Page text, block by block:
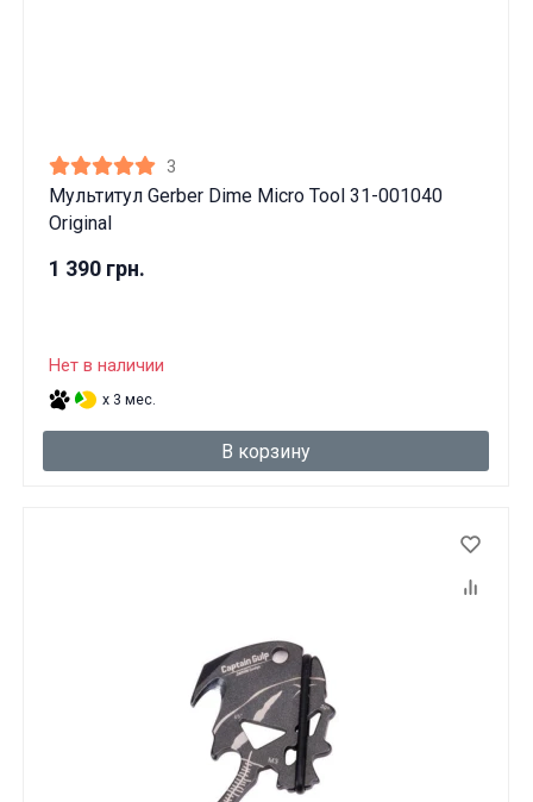
3
Мультитул Gerber Dime Micro Tool 31-001040
Original
1 390 грн.
Нет в наличии
x 3 мес.
В корзину